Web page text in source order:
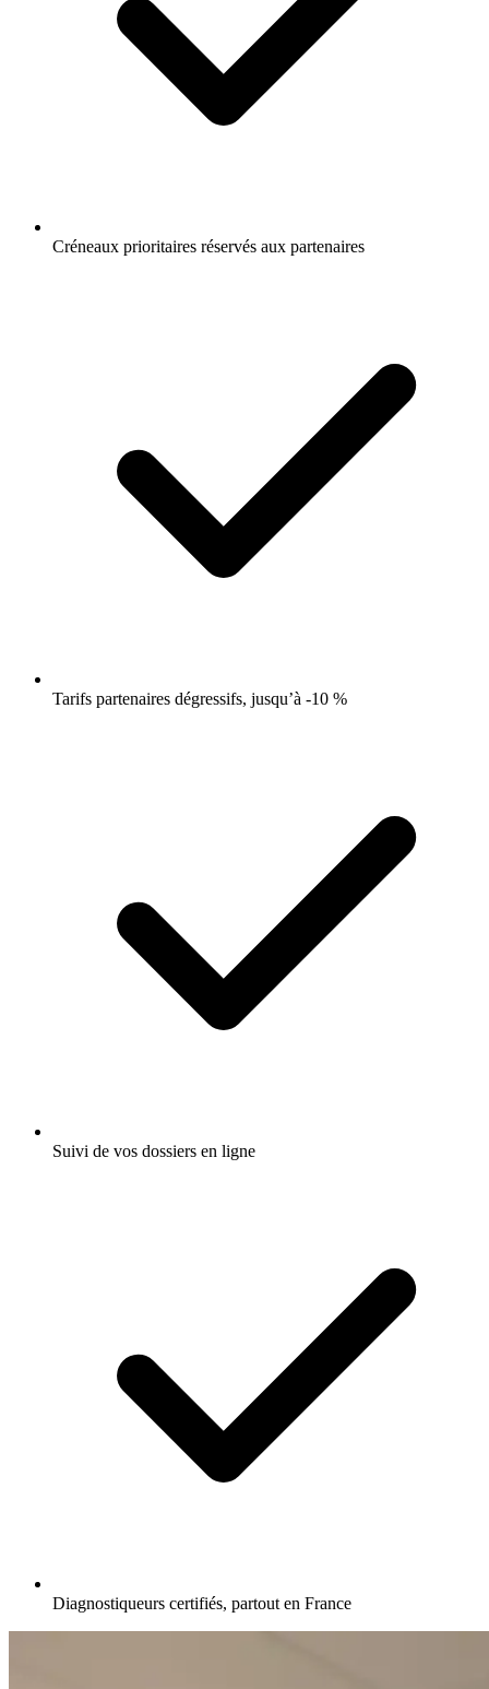
Créneaux prioritaires réservés aux partenaires
Tarifs partenaires dégressifs, jusqu’à -10 %
Suivi de vos dossiers en ligne
Diagnostiqueurs certifiés, partout en France